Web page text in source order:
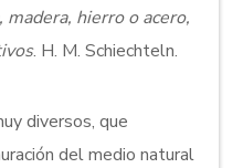
hierro o acero,
. H. M. Schiechteln.
diversos, que
del medio natural